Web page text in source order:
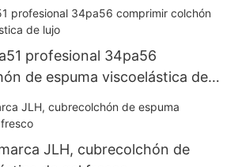
profesional 34pa56
de espuma viscoelástica de
JLH, cubrecolchón de